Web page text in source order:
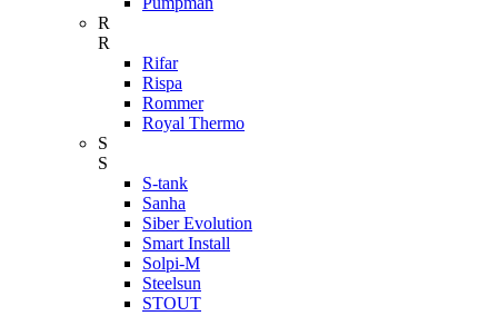
R
R
Rifar
Rispa
Rommer
Royal Thermo
S
S
S-tank
Sanha
Siber Evolution
Smart Install
Solpi-M
Steelsun
STOUT